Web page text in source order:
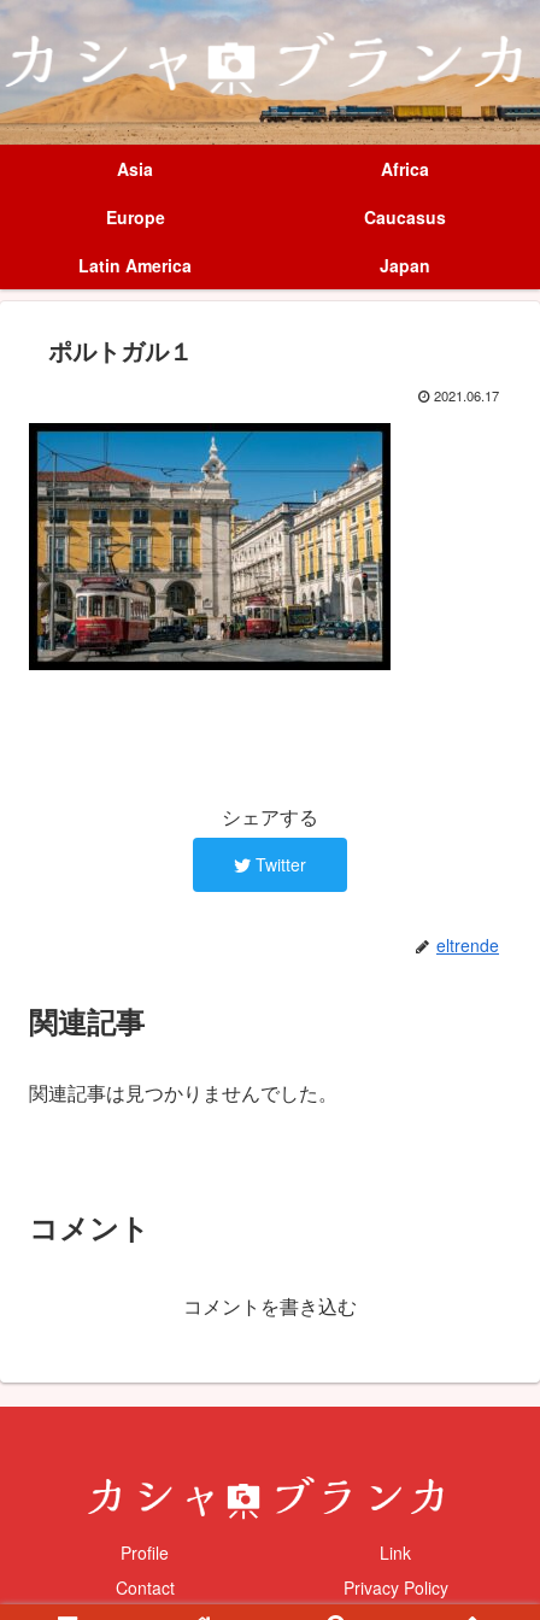
Asia
Africa
Europe
Caucasus
Latin America
Japan
ポルトガル１
2021.06.17
シェアする
Twitter
eltrende
関連記事
関連記事は見つかりませんでした。
コメント
コメントを書き込む
Profile
Link
Contact
Privacy Policy